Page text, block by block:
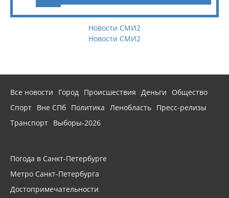
Новости СМИ2
Новости СМИ2
Все новости Город Происшествия Деньги
Общество
Спорт Вне СПб Политика Ленобласть Пресс-релизы
Транспорт Выборы-2026
Погода в Санкт-Петербурге
Метро Санкт-Петербурга
Достопримечательности